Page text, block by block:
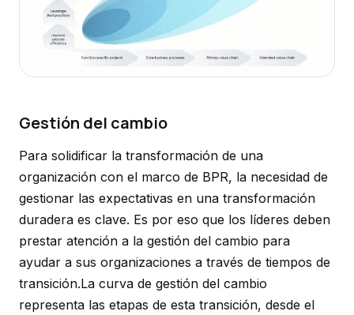
Gestión del cambio
Para solidificar la transformación de una
organización con el marco de BPR, la necesidad de
gestionar las expectativas en una transformación
duradera es clave. Es por eso que los líderes deben
prestar atención a la gestión del cambio para
ayudar a sus organizaciones a través de tiempos de
transición.La curva de gestión del cambio
representa las etapas de esta transición, desde el